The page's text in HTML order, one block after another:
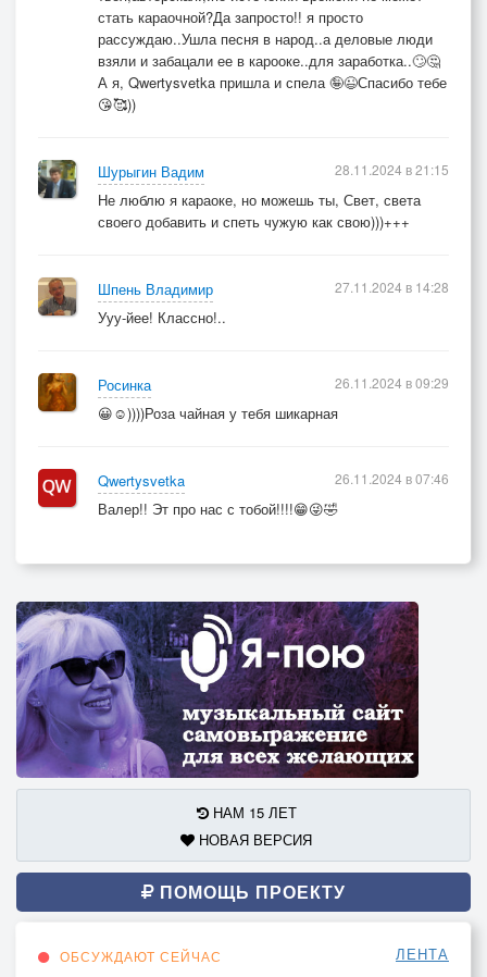
стать караочной?Да запросто!! я просто
рассуждаю..Ушла песня в народ..а деловые люди
взяли и забацали ее в карооке..для заработка..🙄🤔
А я, Qwertysvetka пришла и спела 🤪😉Спасибо тебе
😘🥰))
Шурыгин Вадим
Не люблю я караоке, но можешь ты, Свет, света
своего добавить и спеть чужую как свою)))+++
28.11.2024 в 21:15
Шпень Владимир
Ууу-йее! Классно!..
27.11.2024 в 14:28
Росинка
😀☺️))))Роза чайная у тебя шикарная
26.11.2024 в 09:29
Qwertysvetka
Валер!! Эт про нас с тобой!!!!😁😜🤣
26.11.2024 в 07:46
НАМ 15 ЛЕТ
НОВАЯ ВЕРСИЯ
ПОМОЩЬ ПРОЕКТУ
ОБСУЖДАЮТ СЕЙЧАС ЛЕНТА